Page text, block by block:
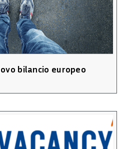
bilancio europeo